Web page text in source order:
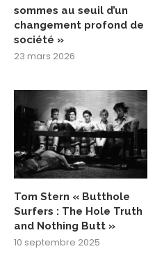
sommes au seuil d’un
changement profond de
société »
23 mars 2026
Tom Stern « Butthole
Surfers : The Hole Truth
and Nothing Butt »
10 septembre 2025